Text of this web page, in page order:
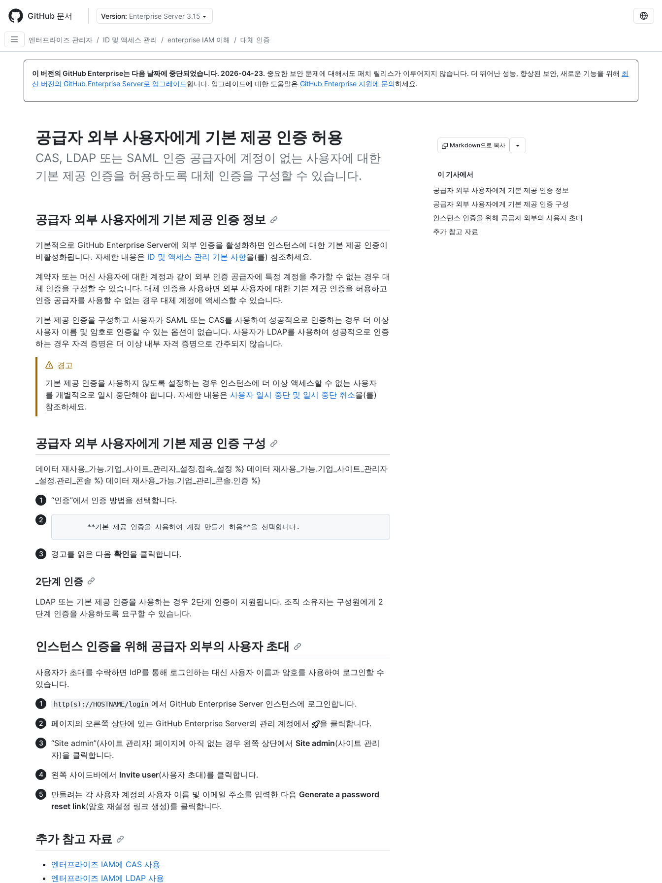
main
content
GitHub 문서 Version: Enterprise Server 3.15
엔터프라이즈 관리자 / ID 및 액세스 관리 / enterprise IAM 이해 / 대체 인증
이 버전의 GitHub Enterprise는 다음 날짜에 중단되었습니다. 2026-04-23. 중요한 보안 문제에 대해서도 패치 릴리스가 이루어지지 않습니다. 더 뛰어난 성능, 향상된 보안, 새로운 기능을 위해 최
신 버전의 GitHub Enterprise Server로 업그레이드합니다. 업그레이드에 대한 도움말은 GitHub Enterprise 지원에 문의하세요.
공급자 외부 사용자에게 기본 제공 인증 허용
CAS, LDAP 또는 SAML 인증 공급자에 계정이 없는 사용자에 대한
기본 제공 인증을 허용하도록 대체 인증을 구성할 수 있습니다.
Markdown으로 복사
이 기사에서
공급자 외부 사용자에게 기본 제공 인증 정보
공급자 외부 사용자에게 기본 제공 인증 구성
인스턴스 인증을 위해 공급자 외부의 사용자 초대
추가 참고 자료
공급자 외부 사용자에게 기본 제공 인증 정보
기본적으로 GitHub Enterprise Server에 외부 인증을 활성화하면 인스턴스에 대한 기본 제공 인증이
비활성화됩니다. 자세한 내용은 ID 및 액세스 관리 기본 사항을(를) 참조하세요.
계약자 또는 머신 사용자에 대한 계정과 같이 외부 인증 공급자에 특정 계정을 추가할 수 없는 경우 대
체 인증을 구성할 수 있습니다. 대체 인증을 사용하면 외부 사용자에 대한 기본 제공 인증을 허용하고
인증 공급자를 사용할 수 없는 경우 대체 계정에 액세스할 수 있습니다.
기본 제공 인증을 구성하고 사용자가 SAML 또는 CAS를 사용하여 성공적으로 인증하는 경우 더 이상
사용자 이름 및 암호로 인증할 수 있는 옵션이 없습니다. 사용자가 LDAP를 사용하여 성공적으로 인증
하는 경우 자격 증명은 더 이상 내부 자격 증명으로 간주되지 않습니다.
경고
기본 제공 인증을 사용하지 않도록 설정하는 경우 인스턴스에 더 이상 액세스할 수 없는 사용자
를 개별적으로 일시 중단해야 합니다. 자세한 내용은 사용자 일시 중단 및 일시 중단 취소을(를)
참조하세요.
공급자 외부 사용자에게 기본 제공 인증 구성
데이터 재사용_가능.기업_사이트_관리자_설정.접속_설정 %} 데이터 재사용_가능.기업_사이트_관리자
_설정.관리_콘솔 %} 데이터 재사용_가능.기업_관리_콘솔.인증 %}
“인증”에서 인증 방법을 선택합니다.
경고를 읽은 다음 확인을 클릭합니다.
2단계 인증
LDAP 또는 기본 제공 인증을 사용하는 경우 2단계 인증이 지원됩니다. 조직 소유자는 구성원에게 2
단계 인증을 사용하도록 요구할 수 있습니다.
인스턴스 인증을 위해 공급자 외부의 사용자 초대
사용자가 초대를 수락하면 IdP를 통해 로그인하는 대신 사용자 이름과 암호를 사용하여 로그인할 수
있습니다.
http(s)://HOSTNAME/login 에서 GitHub Enterprise Server 인스턴스에 로그인합니다.
페이지의 오른쪽 상단에 있는 GitHub Enterprise Server의 관리 계정에서
을 클릭합니다.
“Site admin”(사이트 관리자) 페이지에 아직 없는 경우 왼쪽 상단에서 Site admin(사이트 관리
자)을 클릭합니다.
왼쪽 사이드바에서 Invite user(사용자 초대)를 클릭합니다.
만들려는 각 사용자 계정의 사용자 이름 및 이메일 주소를 입력한 다음 Generate a password
reset link(암호 재설정 링크 생성)를 클릭합니다.
추가 참고 자료
엔터프라이즈 IAM에 CAS 사용
엔터프라이즈 IAM에 LDAP 사용